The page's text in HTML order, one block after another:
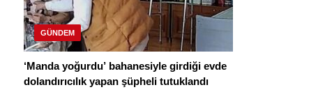
GÜNDEM
‘Manda yoğurdu’ bahanesiyle girdiği evde
dolandırıcılık yapan şüpheli tutuklandı